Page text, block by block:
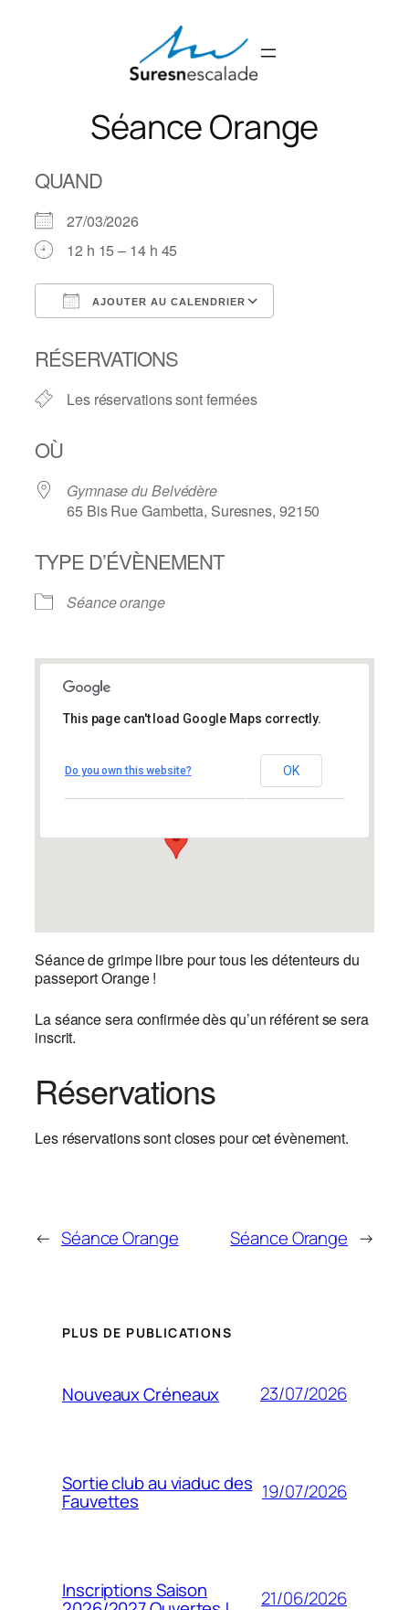
Séance Orange
QUAND
27/03/2026
12 h 15 – 14 h 45
AJOUTER AU CALENDRIER
RÉSERVATIONS
Les réservations sont fermées
OÙ
Gymnase du Belvédère
65 Bis Rue Gambetta, Suresnes, 92150
TYPE D’ÉVÈNEMENT
Séance orange
Gymnase du Belvédère
65 Bis Rue Gambetta – Suresnes
Évènements
This page can't load Google Maps correctly.
Do you own this website? OK
Séance de grimpe libre pour tous les détenteurs du
passeport Orange !
La séance sera confirmée dès qu’un référent se sera
inscrit.
Réservations
Les réservations sont closes pour cet évènement.
← Séance Orange Séance Orange →
PLUS DE PUBLICATIONS
Nouveaux Créneaux 23/07/2026
Sortie club au viaduc des
Fauvettes 19/07/2026
Inscriptions Saison 21/06/2026